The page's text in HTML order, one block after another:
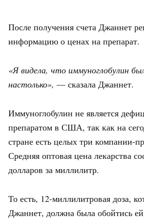
После получения счета Джаннет
информацию о ценах на препарат.
«Я видела, что иммуноглобулин
настолько», — сказала Джаннет.
Иммуноглобулин не является
препаратом в США, так как на
стране есть целых три компании-
Средняя оптовая цена лекарства
долларов за миллилитр.
То есть, 12-миллилитровая доза,
Джаннет, должна была обойтись